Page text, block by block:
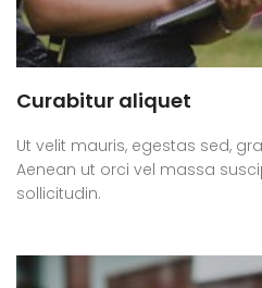
Curabitur aliquet
Ut velit mauris, egestas sed,
Aenean ut orci vel massa
sollicitudin.